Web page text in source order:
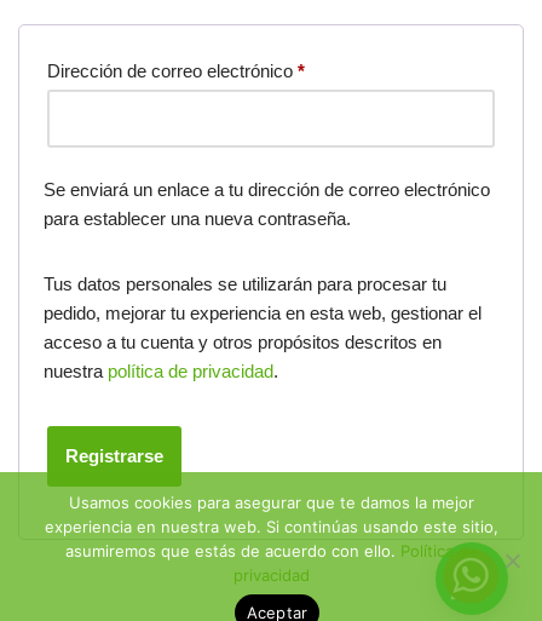
Dirección de correo electrónico *
Se enviará un enlace a tu dirección de correo electrónico
para establecer una nueva contraseña.
Tus datos personales se utilizarán para procesar tu
pedido, mejorar tu experiencia en esta web, gestionar el
acceso a tu cuenta y otros propósitos descritos en
nuestra política de privacidad.
Registrarse
Usamos cookies para asegurar que te damos la mejor
experiencia en nuestra web. Si continúas usando este sitio,
asumiremos que estás de acuerdo con ello. Política de
privacidad
Aceptar